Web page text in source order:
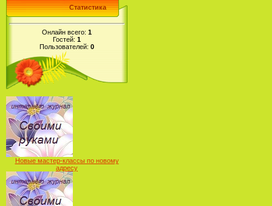
Статистика
Онлайн всего: 1
Гостей: 1
Пользователей: 0
Новые мастер-классы по новому
адресу